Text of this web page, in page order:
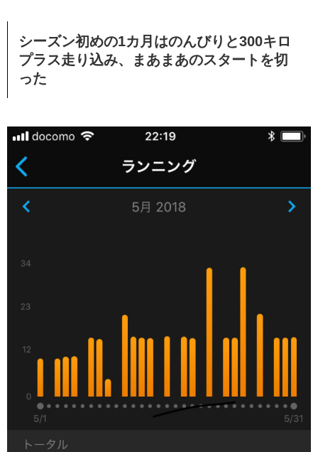
シーズン初めの1カ月はのんびりと300キロ
プラス走り込み、まあまあのスタートを切
った